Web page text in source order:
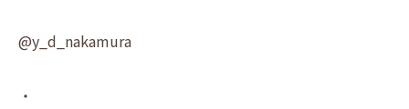
@y_d_nakamura
・